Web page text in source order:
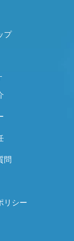
プ
問
リシー